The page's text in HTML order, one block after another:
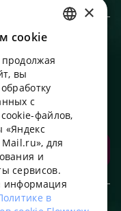
за покупки и
ENGLISH
UKRAINIAN
PORTUGUESE
FRENCH
×
сookie
вы
с
файлов,
«Яндекс
для
и
сервисов.
информация
в